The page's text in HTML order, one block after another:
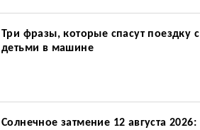
Три фразы, которые спасут поездку с
детьми в машине
Солнечное затмение 12 августа 2026: